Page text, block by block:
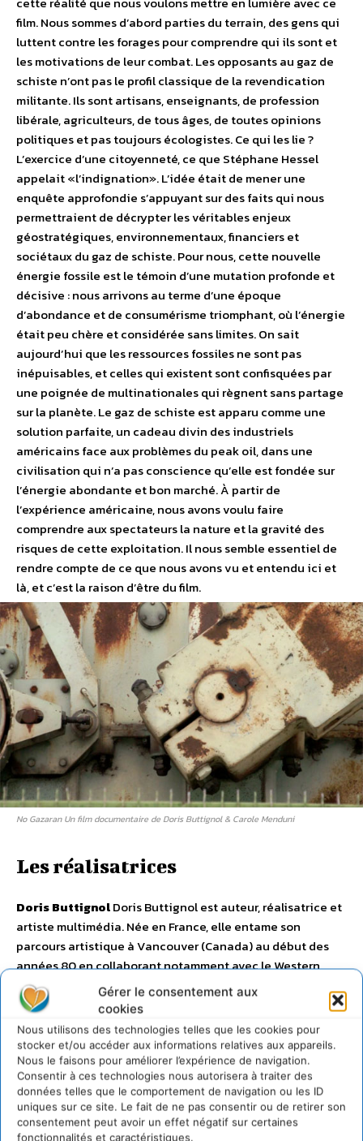
Gérer le consentement aux
cookies
Nous utilisons des technologies telles que les cookies pour
stocker et/ou accéder aux informations relatives aux appareils.
Nous le faisons pour améliorer l’expérience de navigation.
Consentir à ces technologies nous autorisera à traiter des
données telles que le comportement de navigation ou les ID
uniques sur ce site. Le fait de ne pas consentir ou de retirer son
consentement peut avoir un effet négatif sur certaines
fonctionnalités et caractéristiques.
film. Nous sommes d’abord parties du terrain, des gens qui
luttent contre les forages pour comprendre qui ils sont et
les motivations de leur combat. Les opposants au gaz de
schiste n’ont pas le profil classique de la revendication
militante. Ils sont artisans, enseignants, de profession
libérale, agriculteurs, de tous âges, de toutes opinions
politiques et pas toujours écologistes. Ce qui les lie ?
L’exercice d’une citoyenneté, ce que Stéphane Hessel
appelait «l’indignation». L’idée était de mener une
enquête approfondie s’appuyant sur des faits qui nous
permettraient de décrypter les véritables enjeux
géostratégiques, environnementaux, financiers et
sociétaux du gaz de schiste. Pour nous, cette nouvelle
énergie fossile est le témoin d’une mutation profonde et
décisive : nous arrivons au terme d’une époque
d’abondance et de consumérisme triomphant, où l’énergie
était peu chère et considérée sans limites. On sait
aujourd’hui que les ressources fossiles ne sont pas
inépuisables, et celles qui existent sont confisquées par
une poignée de multinationales qui règnent sans partage
sur la planète. Le gaz de schiste est apparu comme une
solution parfaite, un cadeau divin des industriels
américains face aux problèmes du peak oil, dans une
civilisation qui n’a pas conscience qu’elle est fondée sur
l’énergie abondante et bon marché. À partir de
l’expérience américaine, nous avons voulu faire
comprendre aux spectateurs la nature et la gravité des
risques de cette exploitation. Il nous semble essentiel de
rendre compte de ce que nous avons vu et entendu ici et
là, et c’est la raison d’être du film.
No Gazaran Un film documentaire de Doris Buttignol & Carole Menduni
Les réalisatrices
Doris ButtignolDoris Buttignol est auteur, réalisatrice et
artiste multimédia. Née en France, elle entame son
parcours artistique à Vancouver (Canada) au début des
années 80 en collaborant notamment avec le Western
Front à des projets issus du mouvement Fluxus. Elle
participe à des expérimentations liées à l’émergence des
nouvelles technologies comme la plissure du texte, un
projet d’écriture télématique simultané initié par Roy
Ascott dans le cadre de l’exposition Electra pour le Musée
d’Art Moderne de Paris. Elle investit ensuite le champ du
cinéma documentaire en écrivant et réalisant une
douzaine de films depuis 1990. Son premier long métrage